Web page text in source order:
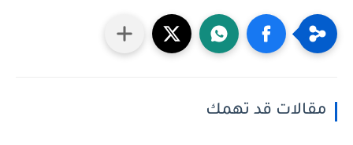
مقالات قد تهمك